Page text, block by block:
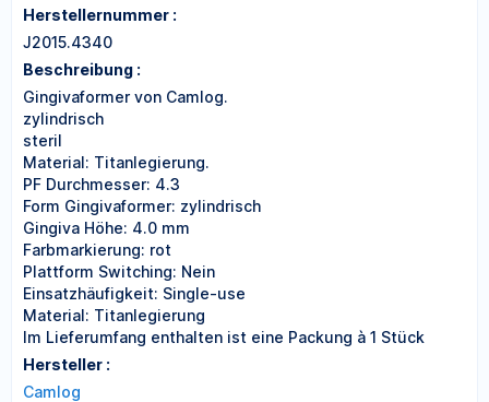
Herstellernummer :
J2015.4340
Beschreibung :
Gingivaformer von Camlog.
zylindrisch
steril
Material: Titanlegierung.
PF Durchmesser: 4.3
Form Gingivaformer: zylindrisch
Gingiva Höhe: 4.0 mm
Farbmarkierung: rot
Plattform Switching: Nein
Einsatzhäufigkeit: Single-use
Material: Titanlegierung
Im Lieferumfang enthalten ist eine Packung à 1 Stück
Hersteller :
Camlog